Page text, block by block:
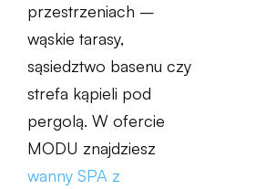
przestrzeniach –
wąskie tarasy,
sąsiedztwo basenu czy
strefa kąpieli pod
pergolą. W ofercie
MODU znajdziesz
wanny SPA z